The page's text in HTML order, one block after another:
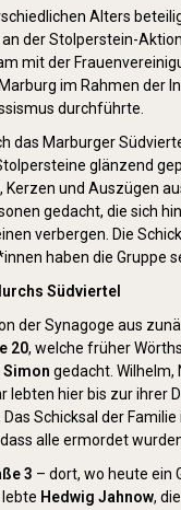
Alters
der Stolperstein-
mit der
im Rahmen der
durchführte.
das Marburger
glänzend
und Auszügen
gedacht, die sich
verbergen. Die
haben die Gruppe
Südviertel
der Synagoge aus
20, welche früher
Simon gedacht. Wilhelm,
lebten hier bis zur ihrer
Schicksal der
alle ermordet
3 – dort, wo heute ein
Hedwig Jahnow,